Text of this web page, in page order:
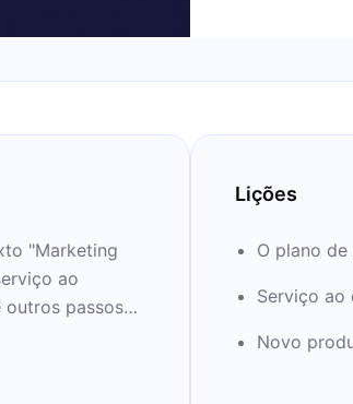
"Marketing
ao
outros passos
de experiência
no
Lições
O plano
Serviço ao
Novo